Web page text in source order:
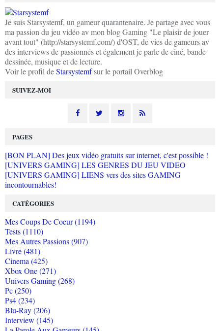
SUIVEZ-MOI
Je suis Starsystemf, un gameur quarantenaire. Je partage avec vous
ma passion du jeu vidéo av mon blog Gaming "Le plaisir de jouer
avant tout" (http://starsystemf.com/) d'OST, de vies de gameurs av
des interviews de passionnés et également je parle de ciné, bande
dessinée, musique et de lecture.
Voir le profil deStarsystemfsur le portail Overblog
PAGES
[BON PLAN] Des jeux vidéo gratuits sur internet, c'est possible !
[UNIVERS GAMING] LES GENRES DU JEU VIDEO
[UNIVERS GAMING] LIENS vers des sites GAMING
incontournables!
CATÉGORIES
Mes Coups De Coeur (1194)
Tests (1110)
Mes Autres Passions (907)
Livre (481)
Cinema (425)
Xbox One (271)
Univers Gaming (268)
Pc (250)
Ps4 (234)
Blu-Ray (206)
Interview (145)